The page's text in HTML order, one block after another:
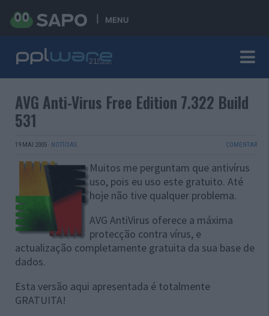
MENU
AVG Anti-Virus Free Edition 7.322 Build
531
19 MAI 2005 · NOTÍCIAS COMENTAR
Muitos me perguntam que antivírus
uso, pois eu uso este gratuito. Até
hoje não tive qualquer problema.
AVG AntiVirus oferece a máxima
protecção contra vírus, e
actualização completamente gratuita da sua base de
dados.
Esta versão aqui apresentada é totalmente
GRATUITA!